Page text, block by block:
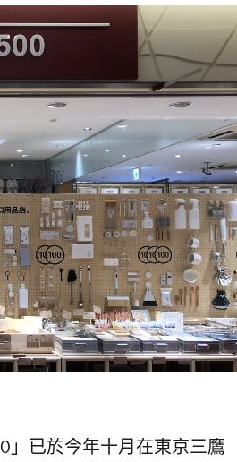
」已於今年十月在東京三鷹